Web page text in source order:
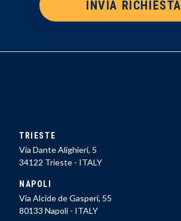
INVIA RICHIESTA
TRIESTE
Via Dante Alighieri, 5
34122 Trieste - ITALY
NAPOLI
Via Alcide de Gasperi, 55
80133 Napoli - ITALY